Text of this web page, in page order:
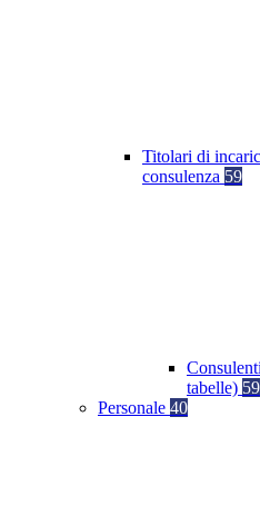
Titolari di
consulenza 59
tabelle) 59
Personale 40